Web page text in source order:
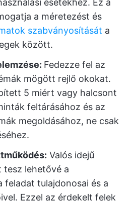
esetekhez. Ez a
a méretezést és
szabványosítását a
között.
Fedezze fel az
mögött rejlő okokat.
5 miért vagy halcsont
feltárásához és az
megoldásához, ne csak
Valós idejű
lehetővé a
feladat tulajdonosai és a
Ezzel az érdekelt felek